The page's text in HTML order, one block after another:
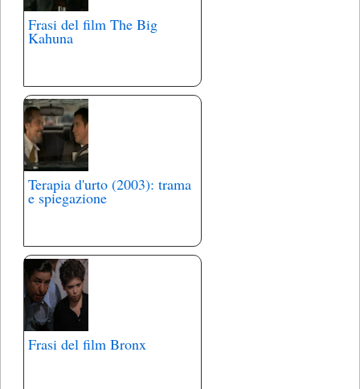
Frasi del film The Big
Kahuna
Terapia d'urto (2003): trama
e spiegazione
Frasi del film Bronx